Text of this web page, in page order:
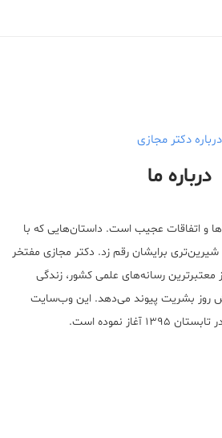
درباره دکتر مجازی
درباره ما
و اتفاقات عجیب است. داستان‌هایی که با
شیرین‌تری برایشان رقم زد. دکتر مجازی مفتخر
معتبر‌ترین رسانه‌های علمی کشور، زندگی
روز بشریت پیوند می‌دهد. این وب‌سایت
آغاز نموده است.